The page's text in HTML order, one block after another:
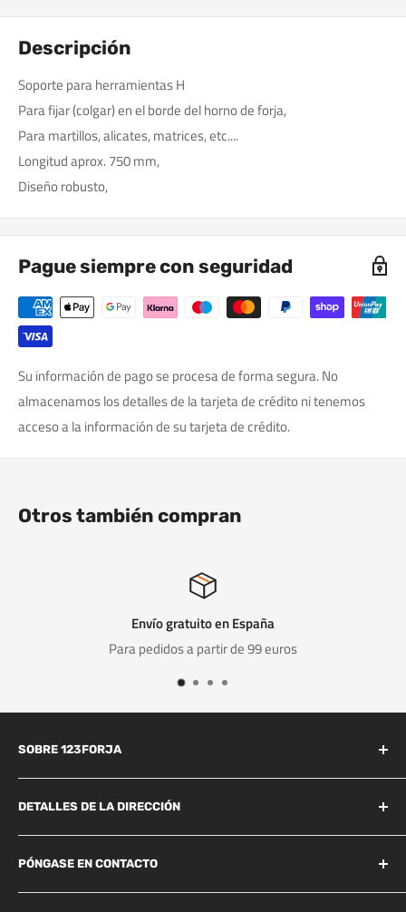
Descripción
Soporte para herramientas H
Para fijar (colgar) en el borde del horno de forja,
Para martillos, alicates, matrices, etc....
Longitud aprox. 750 mm,
Diseño robusto,
Pague siempre con seguridad
Su información de pago se procesa de forma segura. No
almacenamos los detalles de la tarjeta de crédito ni tenemos
acceso a la información de su tarjeta de crédito.
Otros también compran
Envío gratuito en España
Para pedidos a partir de 99 euros
SOBRE 123FORJA
123forja tiene años de experiencia en el campo de la forja y la
fundición.
razonable y, por lo tanto, somos líderes en el mercado de la
forja.
DETALLES DE LA DIRECCIÓN
Industrieweg 156B
Best, 5683 CG
+31 85 06 05 578
PÓNGASE EN CONTACTO
Preguntas más frecuentes